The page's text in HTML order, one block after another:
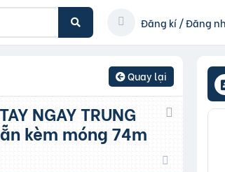
Đăng kí / Đăng
Quay lại
kèm móng 74m